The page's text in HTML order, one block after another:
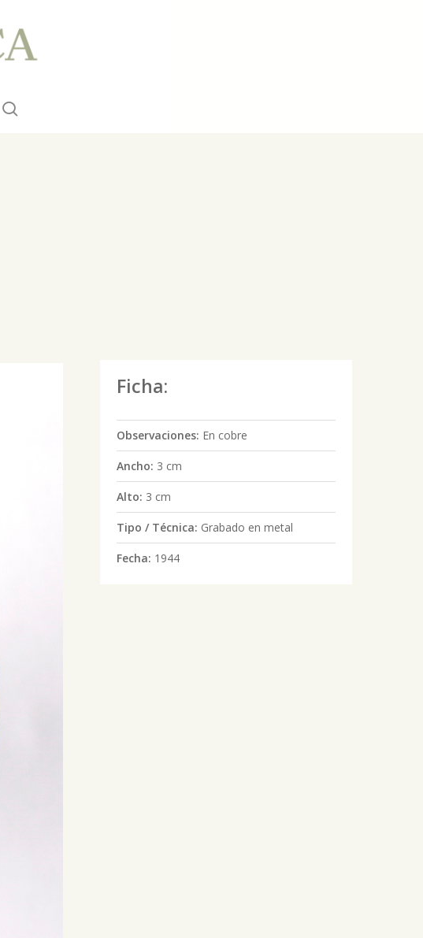
Ficha:
Observaciones: En cobre
Ancho: 3 cm
Alto: 3 cm
Tipo / Técnica: Grabado en metal
Fecha: 1944